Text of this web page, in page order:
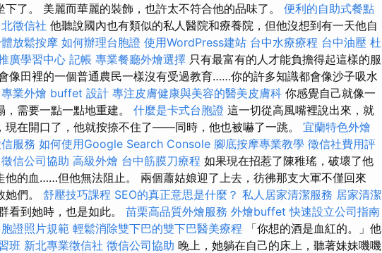
了。 美麗而華麗的裝飾，也許太不符合他的品味了。 便利的自助式餐點
徵信社 他聽說國內也有類似的私人醫院和療養院，但他沒想到有一天他自
放鬆按摩 如何辦理台胞證 使用WordPress建站 台中水療療程 台中油壓 杜
廣學習中心 記帳 專業餐廳外燴選擇 只有最富有的人才能負擔得起這樣的服
像田裡的一個普通農民一樣沒有受過教育……你的許多知識都會像沙子吸水
專業外燴 buffet 設計 專注皮膚健康與美容的醫美皮膚科 你感覺自己就像一
需要一點一點地重建。 什麼是卡式台胞證 這一切從高風嘴裡說出來，就
現在開口了，他就按捺不住了——同時，他也被嚇了一跳。 宜蘭特色外燴
服務 如何使用Google Search Console 腳底按摩專業教學 徵信社費用評
徵信公司協助 高級外燴 台中筋膜刀療程 如果現在招惹了陳稚瑤，破壞了他
他的血……但他無法阻止。 兩個蕭姑娘迎了上去，彷彿那支大軍不僅回來
們。 舒壓技巧課程 SEO的真正意思是什麼？ 私人居家清潔服務 居家清潔
看到她時，也是如此。 苗栗高品質外燴服務 外燴buffet 快速設立公司指南
證照片規範 輕鬆消除雙下巴的雙下巴醫美療程 「你想的酒是血紅的。」他
班 新北專業徵信社 徵信公司協助 晚上，她躺在自己的床上，聽著妹妹嘰嘰